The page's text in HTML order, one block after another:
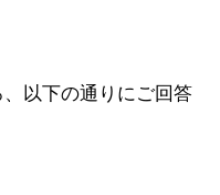
以下の通りにご回答